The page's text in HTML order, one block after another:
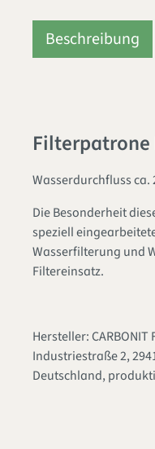
Beschreibung
Filterpatrone
Wasserdurchfluss ca.
Die Besonderheit
speziell
Wasserfilterung und
Filtereinsatz.
Hersteller:
Industriestraße 2,
Deutschland,